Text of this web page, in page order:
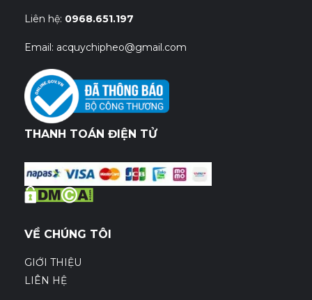
Liên hệ: 0968.651.197
Email: acquychipheo@gmail.com
THANH TOÁN ĐIỆN TỬ
VỀ CHÚNG TÔI
GIỚI THIỆU
LIÊN HỆ